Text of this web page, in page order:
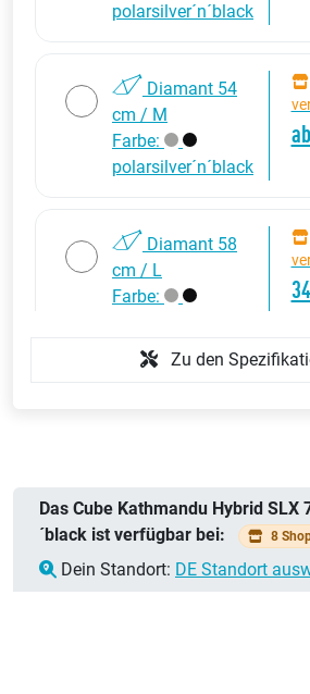
polarsilver´n´black
Diamant 54
cm / M
Farbe:
polarsilver´n´black
Diamant 58
cm / L
Farbe:
Zu den
Das Cube Kathmandu Hybrid SLX
´black ist verfügbar bei:
8
Dein Standort: DE Standort